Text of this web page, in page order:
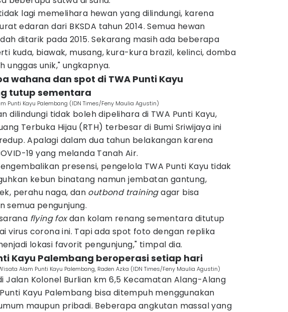
lagi memelihara hewan yang dilindungi, karena
edaran dari BKSDA tahun 2014. Semua hewan
ditarik pada 2015. Sekarang masih ada beberapa
kuda, biawak, musang, kura-kura brazil, kelinci, domba
unggas unik," ungkapnya.
wahana dan spot di TWA Punti Kayu
tutup sementara
Punti Kayu Palembang (IDN Times/Feny Maulia Agustin)
dilindungi tidak boleh dipelihara di TWA Punti Kayu,
Terbuka Hijau (RTH) terbesar di Bumi Sriwijaya ini
Apalagi dalam dua tahun belakangan karena
19 yang melanda Tanah Air.
presensi, pengelola TWA Punti Kayu tidak
kebun binatang namun jembatan gantung,
perahu naga, dan outbond trainingagar bisa
semua pengunjung.
flying foxdan kolam renang sementara ditutup
virus corona ini. Tapi ada spot foto dengan replika
lokasi favorit pengunjung," timpal dia.
Kayu Palembang beroperasi setiap hari
Alam Punti Kayu Palembang, Raden Azka (IDN Times/Feny Maulia Agustin)
Jalan Kolonel Burlian km 6,5 Kecamatan Alang-Alang
Kayu Palembang bisa ditempuh menggunakan
maupun pribadi. Beberapa angkutan massal yang